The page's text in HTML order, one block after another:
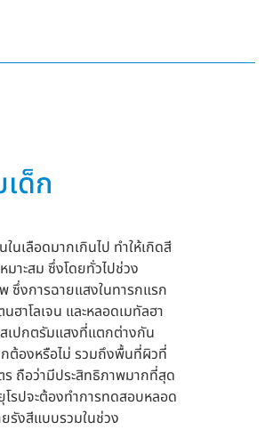
ด็ก
เลือดมากเกินไป ทำให้เกิดสี
าะสม ซึ่งโดยทั่วไปช่วง
ซึ่งการฉายแสงในทารกแรก
ฮาโลเจน และหลอดเมทัลฮา
เปกตรัมแสงที่แตกต่างกัน
ต้องหรือไม่ รวมถึงพื้นที่ผิวที่
ถือว่ามีประสิทธิภาพมากที่สุด
รปจะต้องทำการทดสอบหลอด
รังสีแบบรวมในช่วง